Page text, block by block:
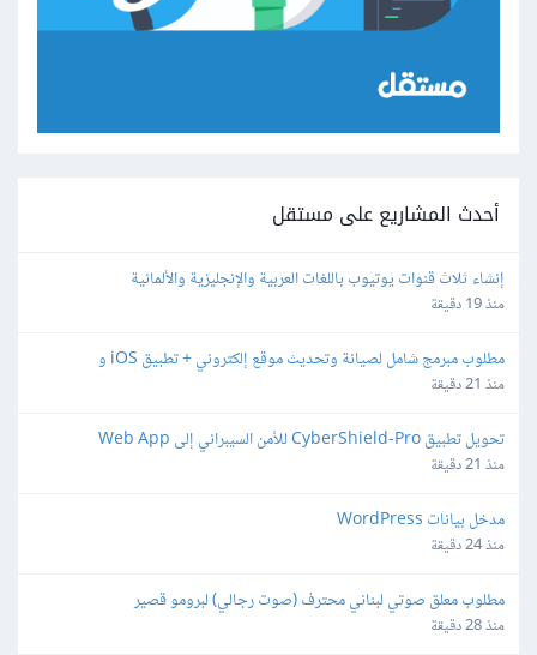
أحدث المشاريع على مستقل
إنشاء ثلاث قنوات يوتيوب باللغات العربية والإنجليزية والألمانية
منذ 19 دقيقة
Android + Search Console
منذ 21 دقيقة
تحويل تطبيق CyberShield-Pro للأمن السيبراني إلى Web App
منذ 21 دقيقة
مدخل بيانات WordPress
منذ 24 دقيقة
مطلوب معلق صوتي لبناني محترف (صوت رجالي) لبرومو قصير
منذ 28 دقيقة